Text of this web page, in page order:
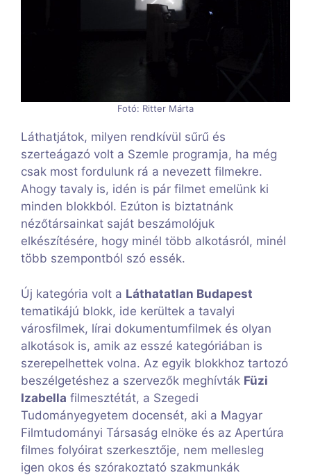
Fotó: Ritter Márta
Láthatjátok, milyen rendkívül sűrű és
szerteágazó volt a Szemle programja, ha még
csak most fordulunk rá a nevezett filmekre.
Ahogy tavaly is, idén is pár filmet emelünk ki
minden blokkból. Ezúton is biztatnánk
nézőtársainkat saját beszámolójuk
elkészítésére, hogy minél több alkotásról, minél
több szempontból szó essék.
Új kategória volt a Láthatatlan Budapest
tematikájú blokk, ide kerültek a tavalyi
városfilmek, lírai dokumentumfilmek és olyan
alkotások is, amik az esszé kategóriában is
szerepelhettek volna. Az egyik blokkhoz tartozó
beszélgetéshez a szervezők meghívták Füzi
Izabella filmesztétát, a Szegedi
Tudományegyetem docensét, aki a Magyar
Filmtudományi Társaság elnöke és az Apertúra
filmes folyóirat szerkesztője, nem mellesleg
igen okos és szórakoztató szakmunkák